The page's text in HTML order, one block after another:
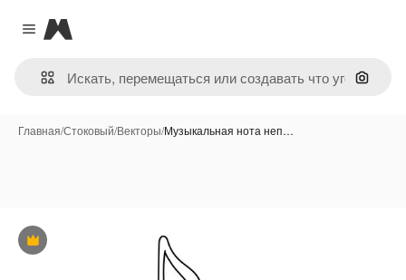
Close menu
Magnific
Поиск
Главная/Стоковый/Векторы/Музыкальная нота неп…
Премиум